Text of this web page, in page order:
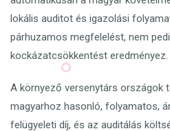
lokális auditot és igazolási
párhuzamos megfelelést, nem
kockázatcsökkentést eredményez.
A környező versenytárs országok
magyarhoz hasonló, folyamatos,
felügyeleti díj, és az auditálás